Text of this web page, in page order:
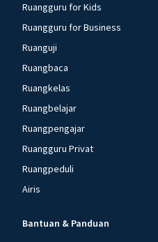
Ruangguru for Kids
Ruangguru for Business
Ruanguji
Ruangbaca
Ruangkelas
Ruangbelajar
Ruangpengajar
Ruangguru Privat
Ruangpeduli
Airis
Bantuan & Panduan